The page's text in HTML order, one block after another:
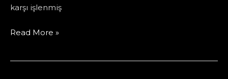
karşı işlenmiş
İsraf
Yaratıcılığın
Read More »